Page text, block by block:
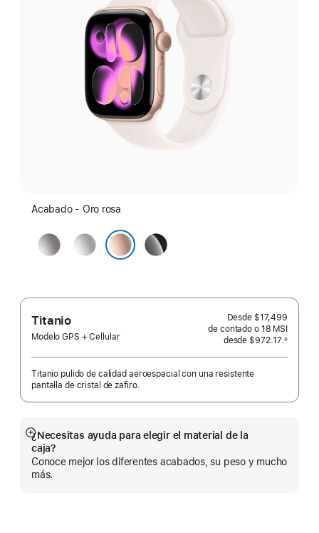
Acabado - Oro rosa
Gris
espacial
Color
plata
Negro
azabache
Titanio
Modelo GPS + Cellular
Desde $17,499
de contado o 18 MSI
desde $972.17.∆
Titanio pulido de calidad aeroespacial con una resistente
pantalla de cristal de zafiro.
¿Necesitas ayuda para elegir el material de la
caja?
Conoce mejor los diferentes acabados, su peso y mucho
más.
Mostrar
más